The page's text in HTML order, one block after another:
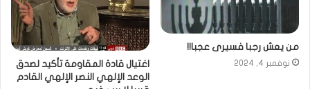
من يعش رجبا فسيرى عجبا!!
نوفمبر 4, 2024
اغتيال قادة المقاومة تأكيد لصدق
الوعد الإلهي النصر الإلهي القادم